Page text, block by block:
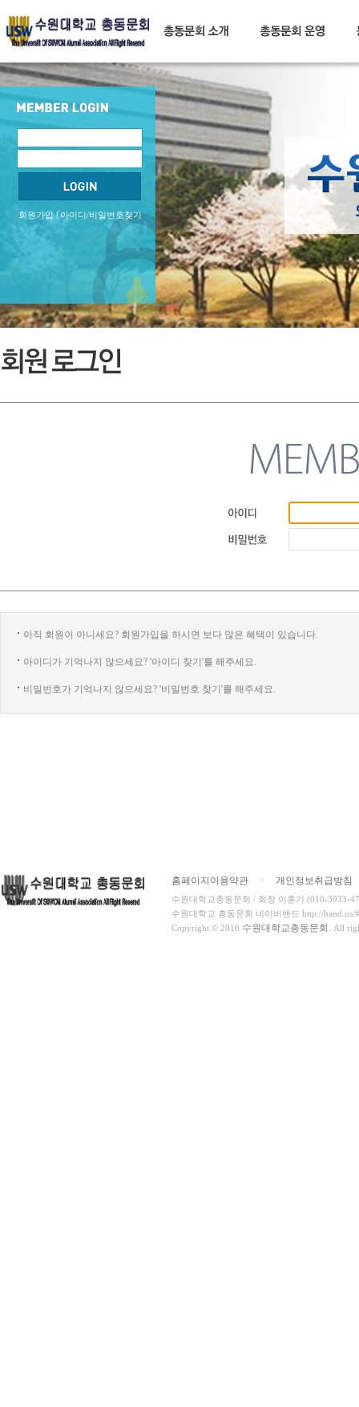
회원가입| 아이디/비밀번호찾기
아직 회원이 아니세요? 회원가입을 하시면 보다 많은 혜택이 있습니다.
아이디가 기억나지 않으세요? '아이디 찾기'를 해주세요.
비밀번호가 기억나지 않으세요? '비밀번호 찾기'를 해주세요.
홈페이지이용약관 ㆍ 개인정보취급방침
수원대학교총동문회 / 회장 이훈기 (010-3933-
수원대학교 총동문회 네이버밴드 http://band.us/
Copyright © 2016 수원대학교총동문회 . All